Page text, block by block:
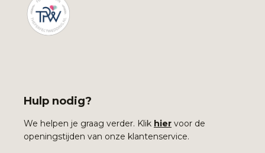
Hulp nodig?
We helpen je graag verder. Klik hier voor de
openingstijden van onze klantenservice.